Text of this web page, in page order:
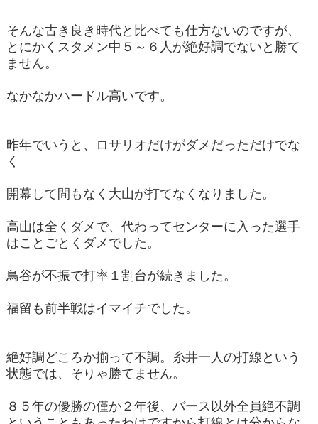
そんな古き良き時代と比べても仕方ないのですが、
とにかくスタメン中５～６人が絶好調でないと勝て
ません。
なかなかハードル高いです。
昨年でいうと、ロサリオだけがダメだっただけでな
く
開幕して間もなく大山が打てなくなりました。
高山は全くダメで、代わってセンターに入った選手
はことごとくダメでした。
鳥谷が不振で打率１割台が続きました。
福留も前半戦はイマイチでした。
絶好調どころか揃って不調。糸井一人の打線という
状態では、そりゃ勝てません。
８５年の優勝の僅か２年後、バース以外全員絶不調